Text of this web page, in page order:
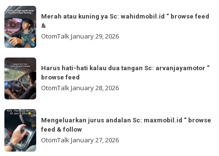
&
follow
otw
🌬
🌬
Sc:
“
browse
feed
Merah
atau
kuning
ya
Sc:
wahidmobil.id
“
browse
Merah atau kuning ya Sc: wahidmobil.id “ browse feed
&
OtomTalkJanuary 29, 2026
Harus
hati-
hati
kalau
dua
tangan
Sc:
arvanjayamotor
Harus hati-hati kalau dua tangan Sc: arvanjayamotor “
browse feed
OtomTalkJanuary 28, 2026
Mengeluarkan
jurus
andalan
Sc:
Mengeluarkan jurus andalan Sc: maxmobil.id “ browse
feed & follow
OtomTalkJanuary 27, 2026